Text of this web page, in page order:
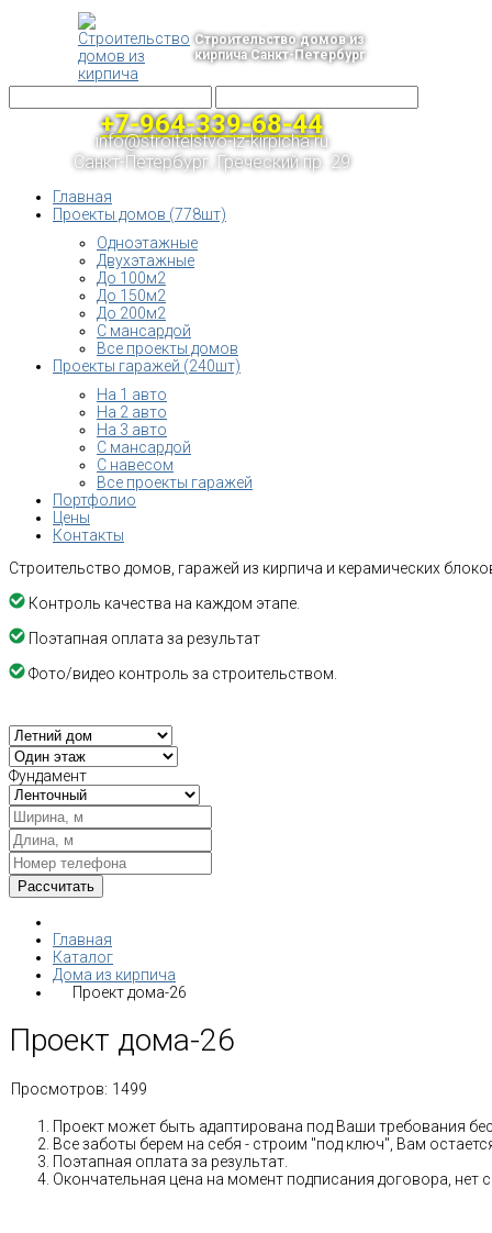
Строительство домов из
кирпича Санкт-Петербург
+7-964-339-68-44
info@stroitelstvo-iz-kirpicha.ru
Санкт-Петербург, Греческий пр. 29
Главная
Проекты домов (778шт)
Одноэтажные
Двухэтажные
До 100м2
До 150м2
До 200м2
С мансардой
Все проекты домов
Проекты гаражей (240шт)
На 1 авто
На 2 авто
На 3 авто
С мансардой
С навесом
Все проекты гаражей
Портфолио
Цены
Контакты
Строительство домов, гаражей из кирпича и керамических
Контроль качества на каждом этапе.
Поэтапная оплата за результат
Фото/видео контроль за строительством.
Фундамент
Главная
Каталог
Дома из кирпича
Проект дома-26
Проект дома-26
Просмотров: 1499
Проект может быть адаптирована под Ваши требования
Все заботы берем на себя - строим "под ключ", Вам
Поэтапная оплата за результат.
Окончательная цена на момент подписания договора, нет